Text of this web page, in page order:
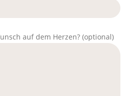
auf dem Herzen? (optional)